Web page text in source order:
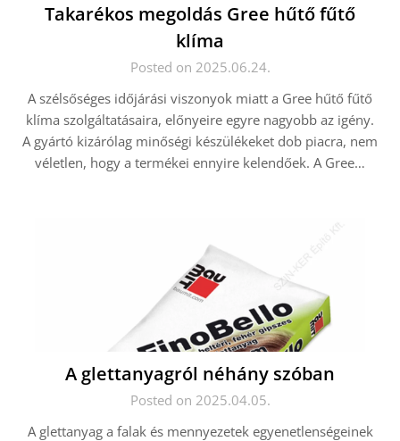
Takarékos megoldás Gree hűtő fűtő
klíma
Posted on 2025.06.24.
A szélsőséges időjárási viszonyok miatt a Gree hűtő fűtő
klíma szolgáltatásaira, előnyeire egyre nagyobb az igény.
A gyártó kizárólag minőségi készülékeket dob piacra, nem
véletlen, hogy a termékei ennyire kelendőek. A Gree…
A glettanyagról néhány szóban
Posted on 2025.04.05.
A glettanyag a falak és mennyezetek egyenetlenségeinek